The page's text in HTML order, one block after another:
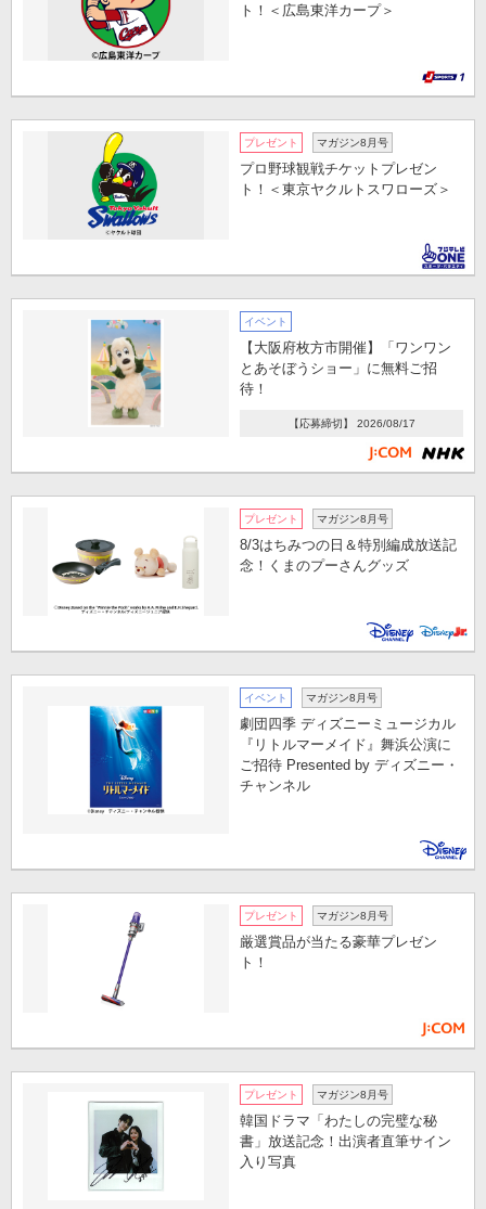
ト！＜広島東洋カープ＞
プレゼント マガジン8月号
プロ野球観戦チケットプレゼン
ト！＜東京ヤクルトスワローズ＞
イベント
【大阪府枚方市開催】「ワンワン
とあそぼうショー」に無料ご招
待！
【応募締切】 2026/08/17
プレゼント マガジン8月号
8/3はちみつの日＆特別編成放送記
念！くまのプーさんグッズ
イベント マガジン8月号
劇団四季 ディズニーミュージカル
『リトルマーメイド』舞浜公演に
ご招待 Presented by ディズニー・
チャンネル
プレゼント マガジン8月号
厳選賞品が当たる豪華プレゼン
ト！
プレゼント マガジン8月号
韓国ドラマ「わたしの完璧な秘
書」放送記念！出演者直筆サイン
入り写真